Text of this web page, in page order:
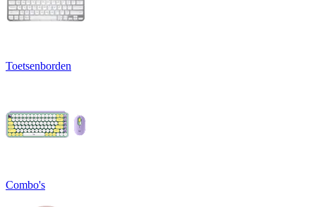
Toetsenborden
Combo's